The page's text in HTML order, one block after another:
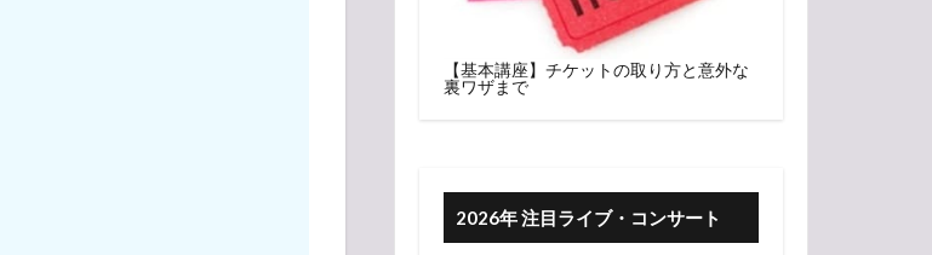
【基本講座】チケットの取り方と意外な
裏ワザまで
2026年 注目ライブ・コンサート